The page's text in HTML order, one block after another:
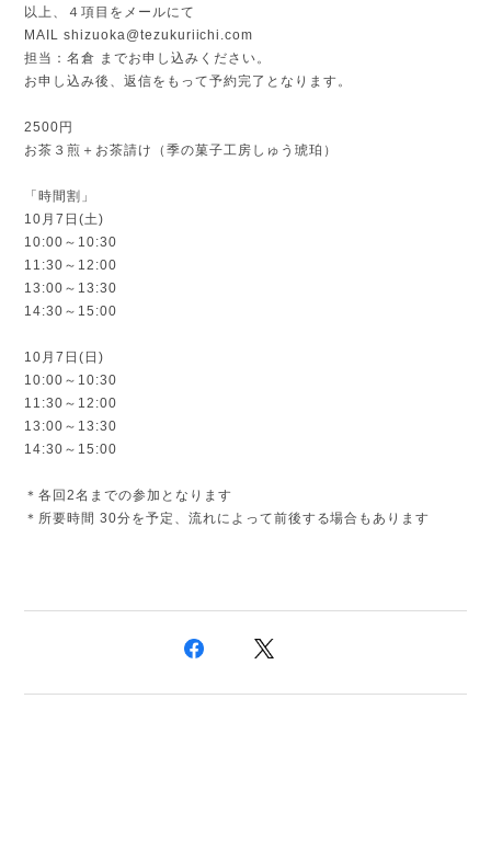
以上、４項目をメールにて
MAILshizuoka@tezukuriichi.com
担当：名倉 までお申し込みください。
お申し込み後、返信をもって予約完了となります。
2500円
お茶３煎＋お茶請け（季の菓子工房しゅう琥珀）
「時間割」
10月7日(土)
10:00～10:30
11:30～12:00
13:00～13:30
14:30～15:00
10月7日(日)
10:00～10:30
11:30～12:00
13:00～13:30
14:30～15:00
＊各回2名までの参加となります
＊所要時間 30分を予定、流れによって前後する場合もあります